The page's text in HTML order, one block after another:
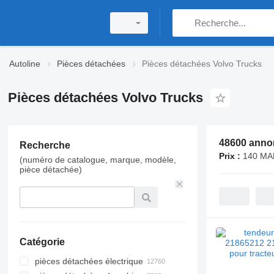
Autoline Pièces détachées Pièces détachées Volvo Trucks
Pièces détachées Volvo Trucks
Recherche
(numéro de catalogue, marque, modèle,
pièce détachée)
Catégorie
pièces détachées électrique
48600
Prix : 140